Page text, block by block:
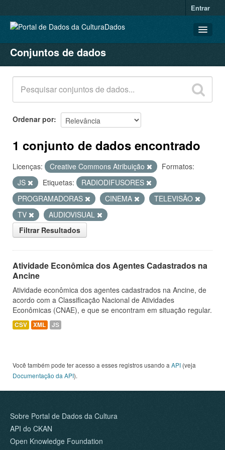
Entrar
CONJUNTOS DE DADOS
ORGANIZAÇÕES
GRUPOS
SOBRE
Conjuntos de dados
Ordenar por
1 conjunto de dados encontrado
Licenças: Creative Commons Atribuição
Formatos:
JS
Etiquetas:
RADIODIFUSORES
PROGRAMADORAS
CINEMA
TELEVISÃO
TV
AUDIOVISUAL
Filtrar Resultados
Atividade Econômica dos Agentes Cadastrados na
Ancine
Atividade econômica dos agentes cadastrados na Ancine, de
acordo com a Classificação Nacional de Atividades
Econômicas (CNAE), e que se encontram em situação regular.
CSV XML JS
Você também pode ter acesso a esses registros usando a API (veja
Documentação da API).
Sobre Portal de Dados da Cultura
API do CKAN
Open Knowledge Foundation